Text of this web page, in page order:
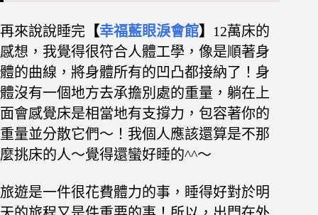
再來說說睡完 【幸福藍眼淚會館】 12萬床的
感想，我覺得很符合人體工學，像是順著身
體的曲線，將身體所有的凹凸都接納了！身
體沒有一個地方去承擔別處的重量，躺在上
面會感覺床是相當地有支撐力，包容著你的
重量並分散它們～！我個人應該還算是不那
麼挑床的人～覺得還蠻好睡的^^～
旅遊是一件很花費體力的事，睡得好對於明